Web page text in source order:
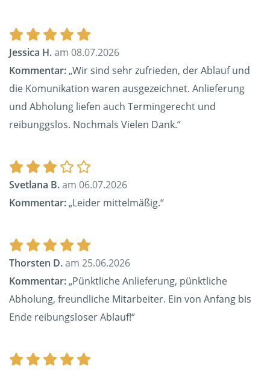
Jessica H.am 08.07.2026
Kommentar:„Wir sind sehr zufrieden, der Ablauf und
die Komunikation waren ausgezeichnet. Anlieferung
und Abholung liefen auch Termingerecht und
reibunggslos. Nochmals Vielen Dank.“
Svetlana B.am 06.07.2026
Kommentar:„Leider mittelmäßig.“
Thorsten D.am 25.06.2026
Kommentar:„Pünktliche Anlieferung, pünktliche
Abholung, freundliche Mitarbeiter. Ein von Anfang bis
Ende reibungsloser Ablauf!“